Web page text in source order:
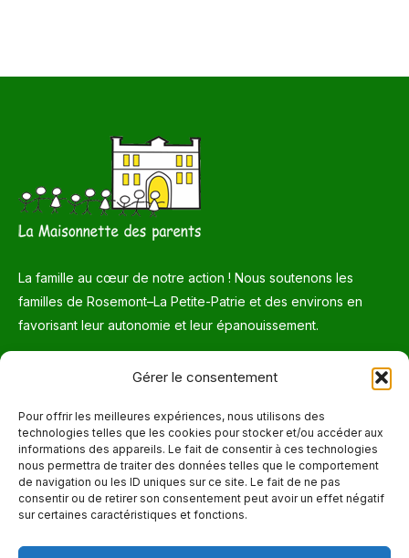
Gérer le consentement
Pour offrir les meilleures expériences, nous utilisons des
technologies telles que les cookies pour stocker et/ou accéder aux
informations des appareils. Le fait de consentir à ces technologies
nous permettra de traiter des données telles que le comportement
de navigation ou les ID uniques sur ce site. Le fait de ne pas
consentir ou de retirer son consentement peut avoir un effet négatif
sur certaines caractéristiques et fonctions.
La famille au cœur de notre action ! Nous soutenons les
familles de Rosemont–La Petite-Patrie et des environs en
favorisant leur autonomie et leur épanouissement.
Courriel
info@maisonnettedesparents.org
Trouvez nous sur :